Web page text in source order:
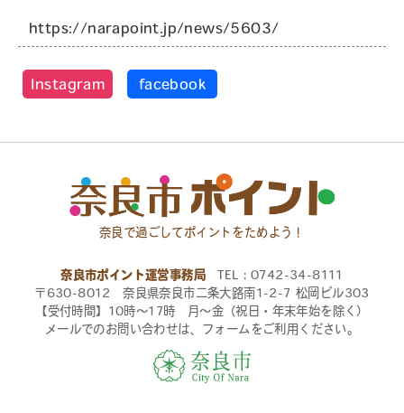
https://narapoint.jp/news/5603/
Instagram facebook
奈良で過ごしてポイントをためよう！
奈良市ポイント運営事務局 TEL：0742-34-8111
〒630-8012 奈良県奈良市二条大路南1-2-7 松岡ビル303
【受付時間】10時〜17時 月〜金（祝日・年末年始を除く）
メールでのお問い合わせは、フォームをご利用ください。